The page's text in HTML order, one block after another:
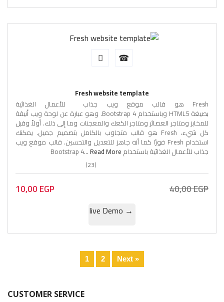
Fresh website template
Fresh هو قالب موقع ويب جذاب للأعمال الغذائية
بصيغة HTML5 وباستخدام Bootstrap 4. وهو عبارة عن لوحة ويب أنيقة
للمخابز ومتاجر العصائر ومتاجر الكعك والمعجنات وما إلى ذلك. أولاً وقبل
كل شيء، Fresh هو قالب متجاوب بالكامل بتصميم جميل. يمكنك
استخدام Fresh فورًا كما أنه جاهز للتعديل والتحسين. قالب موقع ويب
جذاب للأعمال الغذائية باستخدام Bootstrap 4... Read More
(23)
10,00EGP 40,00EGP
→ live Demo
1 2 Next »
CUSTOMER SERVICE